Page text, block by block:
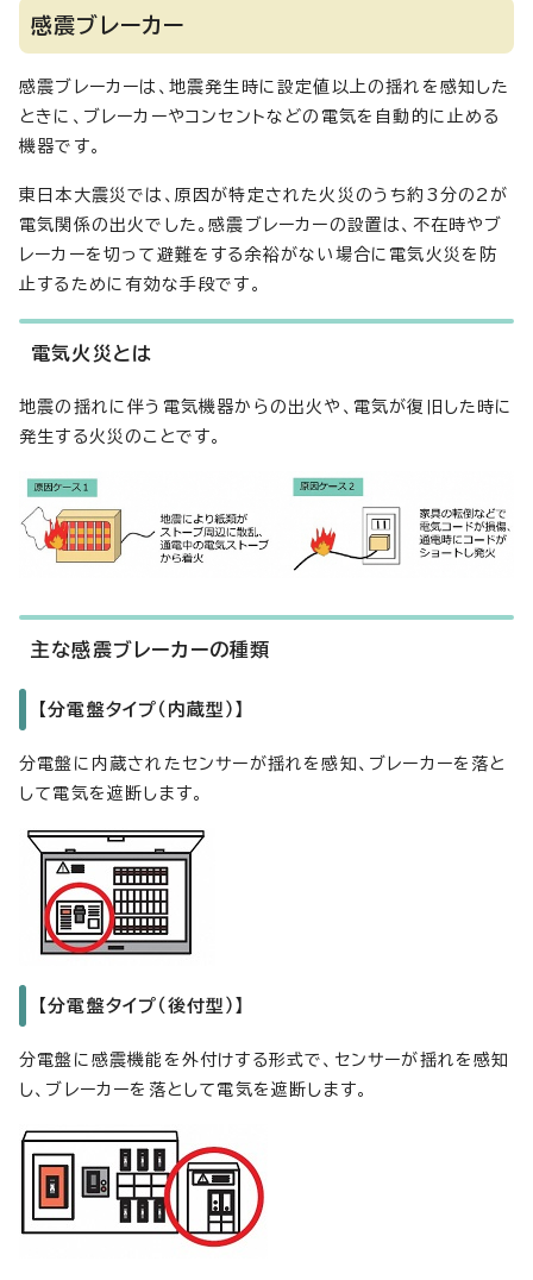
感震ブレーカー
感震ブレーカーは、地震発生時に設定値以上の揺れを感知した
ときに、ブレーカーやコンセントなどの電気を自動的に止める
機器です。
東日本大震災では、原因が特定された火災のうち約3分の2が
電気関係の出火でした。感震ブレーカーの設置は、不在時やブ
レーカーを切って避難をする余裕がない場合に電気火災を防
止するために有効な手段です。
電気火災とは
地震の揺れに伴う電気機器からの出火や、電気が復旧した時に
発生する火災のことです。
主な感震ブレーカーの種類
【分電盤タイプ（内蔵型）】
分電盤に内蔵されたセンサーが揺れを感知、ブレーカーを落と
して電気を遮断します。
【分電盤タイプ（後付型）】
分電盤に感震機能を外付けする形式で、センサーが揺れを感知
し、ブレーカーを落として電気を遮断します。